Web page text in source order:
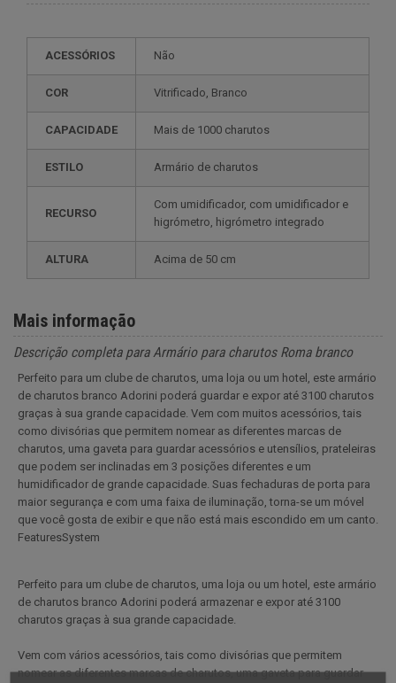
ACESSÓRIOS Não
COR vitrificado, Branco
CAPACIDADE mais de 1000 charutos
ESTILO armário de charutos
RECURSO
com umidificador, com umidificador e
higrómetro, higrómetro integrado
ALTURA acima de 50 cm
Mais informação
Descrição completa para Armário para charutos Roma branco
Perfeito para um clube de charutos, uma loja ou um hotel, este armário
de charutos branco Adorini poderá guardar e expor até 3100 charutos
graças à sua grande capacidade. Vem com muitos acessórios, tais
como divisórias que permitem nomear as diferentes marcas de
charutos, uma gaveta para guardar acessórios e utensílios, prateleiras
que podem ser inclinadas em 3 posições diferentes e um
humidificador de grande capacidade. Suas fechaduras de porta para
maior segurança e com uma faixa de iluminação, torna-se um móvel
que você gosta de exibir e que não está mais escondido em um canto.
FeaturesSystem
Perfeito para um clube de charutos, uma loja ou um hotel, este armário
de charutos branco Adorini poderá armazenar e expor até 3100
charutos graças à sua grande capacidade.
Vem com vários acessórios, tais como divisórias que permitem
nomear as diferentes marcas de charutos, uma gaveta para guardar